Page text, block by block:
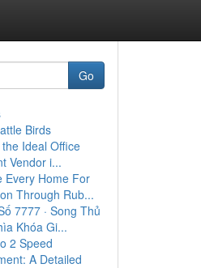
Go
Birds
Ideal Office
Vendor i...
Every Home For
Through Rub...
7777 · Song Thủ
Khóa Gi...
2 Speed
A Detailed